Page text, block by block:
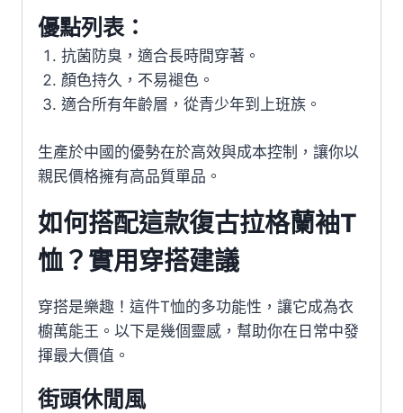
優點列表：
抗菌防臭，適合長時間穿著。
顏色持久，不易褪色。
適合所有年齡層，從青少年到上班族。
生產於中國的優勢在於高效與成本控制，讓你以
親民價格擁有高品質單品。
如何搭配這款復古拉格蘭袖T
恤？實用穿搭建議
穿搭是樂趣！這件T恤的多功能性，讓它成為衣
櫥萬能王。以下是幾個靈感，幫助你在日常中發
揮最大價值。
街頭休閒風